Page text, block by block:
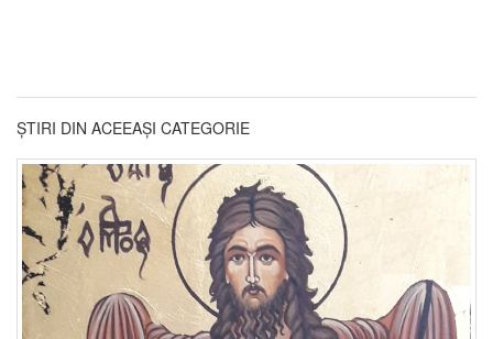
ȘTIRI DIN ACEEAȘI CATEGORIE